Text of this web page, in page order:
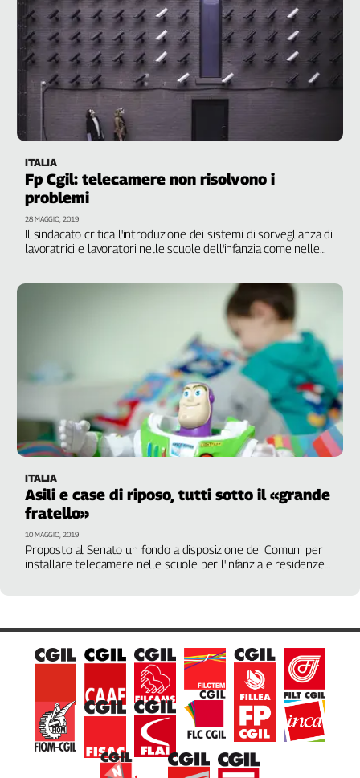
La
settimana
Collettiva
Girasoli
Linea
Economica
Tech
Easy
Inserti
Idea
InFlai
Work
Progress
L'Italia
nel
Territori
Abruzzo-
Molise
Alto
Calabria
Campania
Venezia
Giulia
ITALIA
Fp Cgil: telecamere non risolvono i
problemi
Il sindacato critica l'introduzione dei sistemi di sorveglianza di
lavoratrici e lavoratori nelle scuole dell'infanzia come nelle
28 MAGGIO, 2019
ITALIA
Asili e case di riposo, tutti sotto il «grande
fratello»
Proposto al Senato un fondo a disposizione dei Comuni per
installare telecamere nelle scuole per l'infanzia e residenze
10 MAGGIO, 2019